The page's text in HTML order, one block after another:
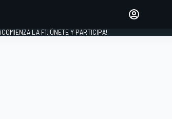
¡COMIENZA LA F1, ÚNETE Y PARTICIPA!